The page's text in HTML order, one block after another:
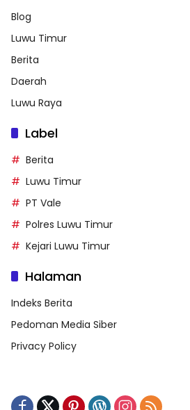
Blog
Luwu Timur
Berita
Daerah
Luwu Raya
Label
Berita
Luwu Timur
PT Vale
Polres Luwu Timur
Kejari Luwu Timur
Halaman
Indeks Berita
Pedoman Media Siber
Privacy Policy